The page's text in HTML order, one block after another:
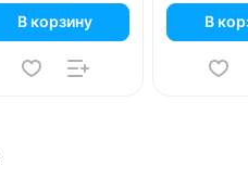
В корзину В